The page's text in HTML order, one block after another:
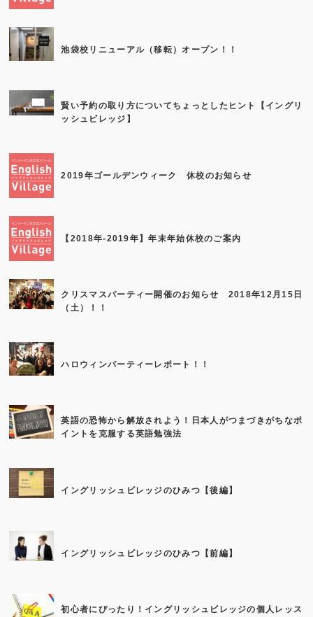
池袋校リニューアル（移転）オープン！！
賢い予約の取り方についてちょっとしたヒント【イングリ
ッシュビレッジ】
2019年ゴールデンウィーク 休校のお知らせ
【2018年-2019年】年末年始休校のご案内
クリスマスパーティー開催のお知らせ 2018年12月15日
（土）！！
ハロウィンパーティーレポート！！
英語の恐怖から解放されよう！日本人がつまづきがちなポ
イントを克服する英語勉強法
イングリッシュビレッジのひみつ【後編】
イングリッシュビレッジのひみつ【前編】
初心者にぴったり！イングリッシュビレッジの個人レッス